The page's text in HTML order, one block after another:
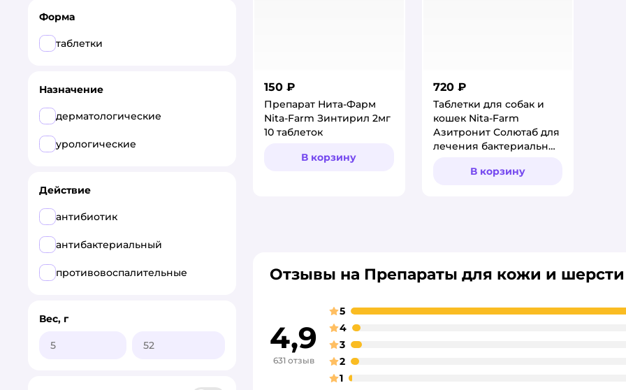
150 ₽
Препарат Нита-Фарм
Nita-Farm Зинтирил 2мг
10 таблеток
В корзину
720 ₽
Таблетки для собак и
кошек Nita-Farm
Азитронит Солютаб для
лечения бактериальных
5таблетокВ корзину
Отзывы на Препараты для кожи и
4,9
631 отзыв
5
4
3
2
1
Все
Apicenna
CEVA
CitoDerm
животных
Форма
таблетки
Назначение
дерматологические
урологические
Действие
антибиотик
антибактериальный
противовоспалительные
Вес, г